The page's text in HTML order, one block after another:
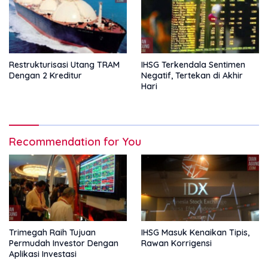
Restrukturisasi Utang TRAM
Dengan 2 Kreditur
IHSG Terkendala Sentimen
Negatif, Tertekan di Akhir
Hari
Recommendation for You
Trimegah Raih Tujuan
Permudah Investor Dengan
Aplikasi Investasi
IHSG Masuk Kenaikan Tipis,
Rawan Korrigensi